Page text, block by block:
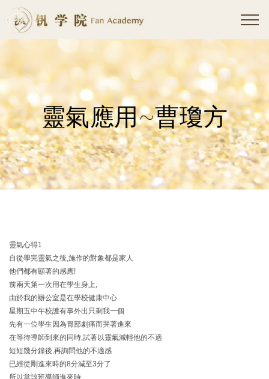
靈氣應用~曹瓊方
靈氣心得1
自從學完靈氣之後,施作的對象都是家人
他們都有顯著的感應!
前兩天第一次用在學生身上,
由於我的辦公室是在學校健康中心
星期五中午校護有事外出只剩我一個
先有一位學生因為胃部劇痛而哭著進來
在等待導師到來的同時,試著以靈氣減輕他的不適
短短幾分鐘後,再詢問他的不適感
已經從剛進來時的8分減至3分了
所以當該班導師進來時